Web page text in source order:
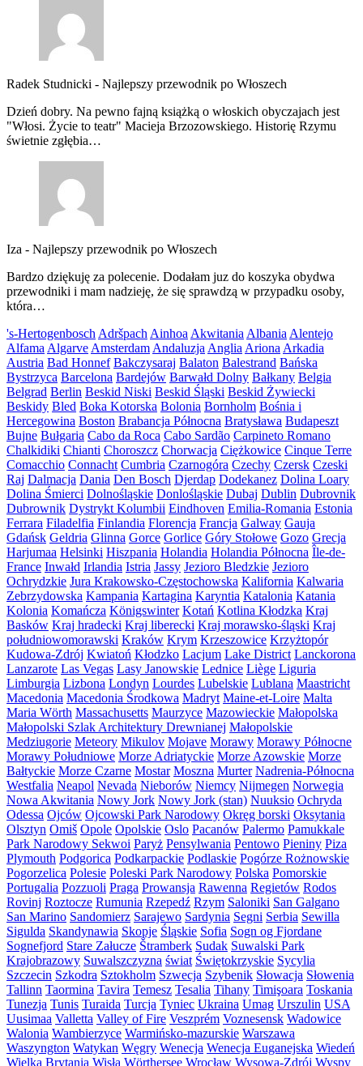
Radek Studnicki - Najlepszy przewodnik po Włoszech
Dzień dobry. Na pewno fajną książką o włoskich obyczajach jest
"Włosi. Życie to teatr" Macieja Brzozowskiego. Historię Rzymu
świetnie zgłębia…
Iza - Najlepszy przewodnik po Włoszech
Bardzo dziękuję za polecenie. Dodałam juz do koszyka obydwa
przewodniki i mam nadzieję, że się sprawdzą w przypadku osoby,
która…
's-Hertogenbosch Adršpach Ainhoa Akwitania Albania Alentejo
Alfama Algarve Amsterdam Andaluzja Anglia Ariona Arkadia
Austria Bad Honnef Bakczysaraj Balaton Balestrand Bańska
Bystrzyca Barcelona Bardejów Barwałd Dolny Bałkany Belgia
Belgrad Berlin Beskid Niski Beskid Śląski Beskid Żywiecki
Beskidy Bled Boka Kotorska Bolonia Bornholm Bośnia i
Hercegowina Boston Brabancja Północna Bratysława Budapeszt
Bujne Bułgaria Cabo da Roca Cabo Sardão Carpineto Romano
Chalkidiki Chianti Choroszcz Chorwacja Ciężkowice Cinque Terre
Comacchio Connacht Cumbria Czarnogóra Czechy Czersk Czeski
Raj Dalmacja Dania Den Bosch Djerdap Dodekanez Dolina Loary
Dolina Śmierci Dolnośląskie Donlośląskie Dubaj Dublin Dubrovnik
Dubrownik Dystrykt Kolumbii Eindhoven Emilia-Romania Estonia
Ferrara Filadelfia Finlandia Florencja Francja Galway Gauja
Gdańsk Geldria Glinna Gorce Gorlice Góry Stołowe Gozo Grecja
Harjumaa Helsinki Hiszpania Holandia Holandia Północna Île-de-
France Inwałd Irlandia Istria Jassy Jezioro Bledzkie Jezioro
Ochrydzkie Jura Krakowsko-Częstochowska Kalifornia Kalwaria
Zebrzydowska Kampania Kartagina Karyntia Katalonia Katania
Kolonia Komańcza Königswinter Kotań Kotlina Kłodzka Kraj
Basków Kraj hradecki Kraj liberecki Kraj morawsko-śląski Kraj
południowomorawski Kraków Krym Krzeszowice Krzyżtopór
Kudowa-Zdrój Kwiatoń Kłodzko Lacjum Lake District Lanckorona
Lanzarote Las Vegas Lasy Janowskie Lednice Liège Liguria
Limburgia Lizbona Londyn Lourdes Lubelskie Lublana Maastricht
Macedonia Macedonia Środkowa Madryt Maine-et-Loire Malta
Maria Wörth Massachusetts Maurzyce Mazowieckie Małopolska
Małopolski Szlak Architektury Drewnianej Małopolskie
Medziugorie Meteory Mikulov Mojave Morawy Morawy Północne
Morawy Południowe Morze Adriatyckie Morze Azowskie Morze
Bałtyckie Morze Czarne Mostar Moszna Murter Nadrenia-Północna
Westfalia Neapol Nevada Nieborów Niemcy Nijmegen Norwegia
Nowa Akwitania Nowy Jork Nowy Jork (stan) Nuuksio Ochryda
Odessa Ojców Ojcowski Park Narodowy Okręg borski Oksytania
Olsztyn Omiš Opole Opolskie Oslo Pacanów Palermo Pamukkale
Park Narodowy Sekwoi Paryż Pensylwania Pentowo Pieniny Piza
Plymouth Podgorica Podkarpackie Podlaskie Pogórze Rożnowskie
Pogorzelica Polesie Poleski Park Narodowy Polska Pomorskie
Portugalia Pozzuoli Praga Prowansja Rawenna Regietów Rodos
Rovinj Roztocze Rumunia Rzepedź Rzym Saloniki San Galgano
San Marino Sandomierz Sarajewo Sardynia Segni Serbia Sewilla
Sigulda Skandynawia Skopje Śląskie Sofia Sogn og Fjordane
Sognefjord Stare Załucze Štramberk Sudak Suwalski Park
Krajobrazowy Suwalszczyzna świat Świętokrzyskie Sycylia
Szczecin Szkodra Sztokholm Szwecja Szybenik Słowacja Słowenia
Tallinn Taormina Tavira Temesz Tesalia Tihany Timişoara Toskania
Tunezja Tunis Turaida Turcja Tyniec Ukraina Umag Urszulin USA
Uusimaa Valletta Valley of Fire Veszprém Voznesensk Wadowice
Walonia Wambierzyce Warmińsko-mazurskie Warszawa
Waszyngton Watykan Węgry Wenecja Wenecja Euganejska Wiedeń
Wielka Brytania Wisła Wörthersee Wrocław Wysowa-Zdrój Wyspy